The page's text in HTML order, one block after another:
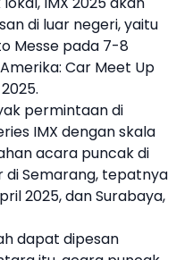
di luar negeri, yaitu
Messe pada 7-8
Car Meet Up
permintaan di
IMX dengan skala
acara puncak di
di Semarang, tepatnya
2025, dan Surabaya,
dapat dipesan